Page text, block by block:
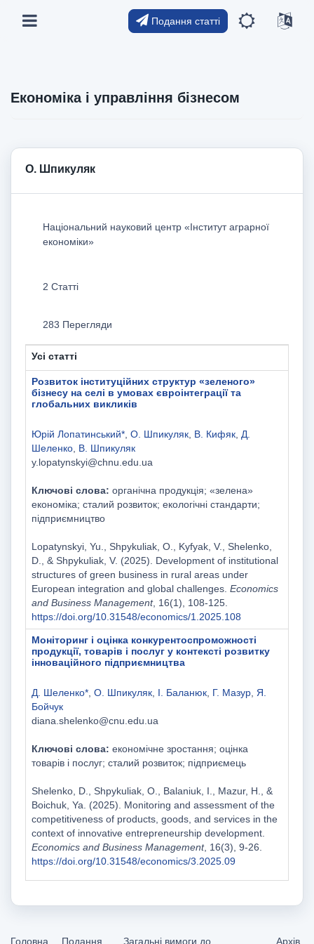
Подання статті
Економіка і управління бізнесом
О. Шпикуляк
Національний науковий центр «Інститут аграрної
економіки»
2 Статті
283 Перегляди
Усі статті
Розвиток інституційних структур «зеленого»
бізнесу на селі в умовах євроінтеграції та
глобальних викликів
Юрій Лопатинський*, О. Шпикуляк, В. Кифяк, Д.
Шеленко, В. Шпикуляк
y.lopatynskyi@chnu.edu.ua
Ключові слова: органічна продукція; «зелена»
економіка; сталий розвиток; екологічні стандарти;
підприємництво
Lopatynskyi, Yu., Shpykuliak, O., Kyfyak, V., Shelenko,
D., & Shpykuliak, V. (2025). Development of institutional
structures of green business in rural areas under
European integration and global challenges. Economics
and Business Management, 16(1), 108-125.
https://doi.org/10.31548/economics/1.2025.108
Моніторинг і оцінка конкурентоспроможності
продукції, товарів і послуг у контексті розвитку
інноваційного підприємництва
Д. Шеленко*, О. Шпикуляк, І. Баланюк, Г. Мазур, Я.
Бойчук
diana.shelenko@cnu.edu.ua
Ключові слова: економічне зростання; оцінка
товарів і послуг; сталий розвиток; підприємець
Shelenko, D., Shpykuliak, O., Balaniuk, I., Mazur, H., &
Boichuk, Ya. (2025). Monitoring and assessment of the
competitiveness of products, goods, and services in the
context of innovative entrepreneurship development.
Economics and Business Management, 16(3), 9-26.
https://doi.org/10.31548/economics/3.2025.09
Головна Подання Загальні вимоги до Архів